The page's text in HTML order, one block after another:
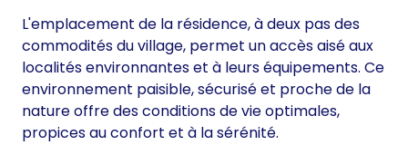
L'emplacement de la résidence, à deux pas des
commodités du village, permet un accès aisé aux
localités environnantes et à leurs équipements. Ce
environnement paisible, sécurisé et proche de la
nature offre des conditions de vie optimales,
propices au confort et à la sérénité.